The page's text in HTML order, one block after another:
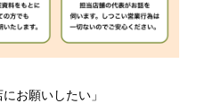
お願いしたい」